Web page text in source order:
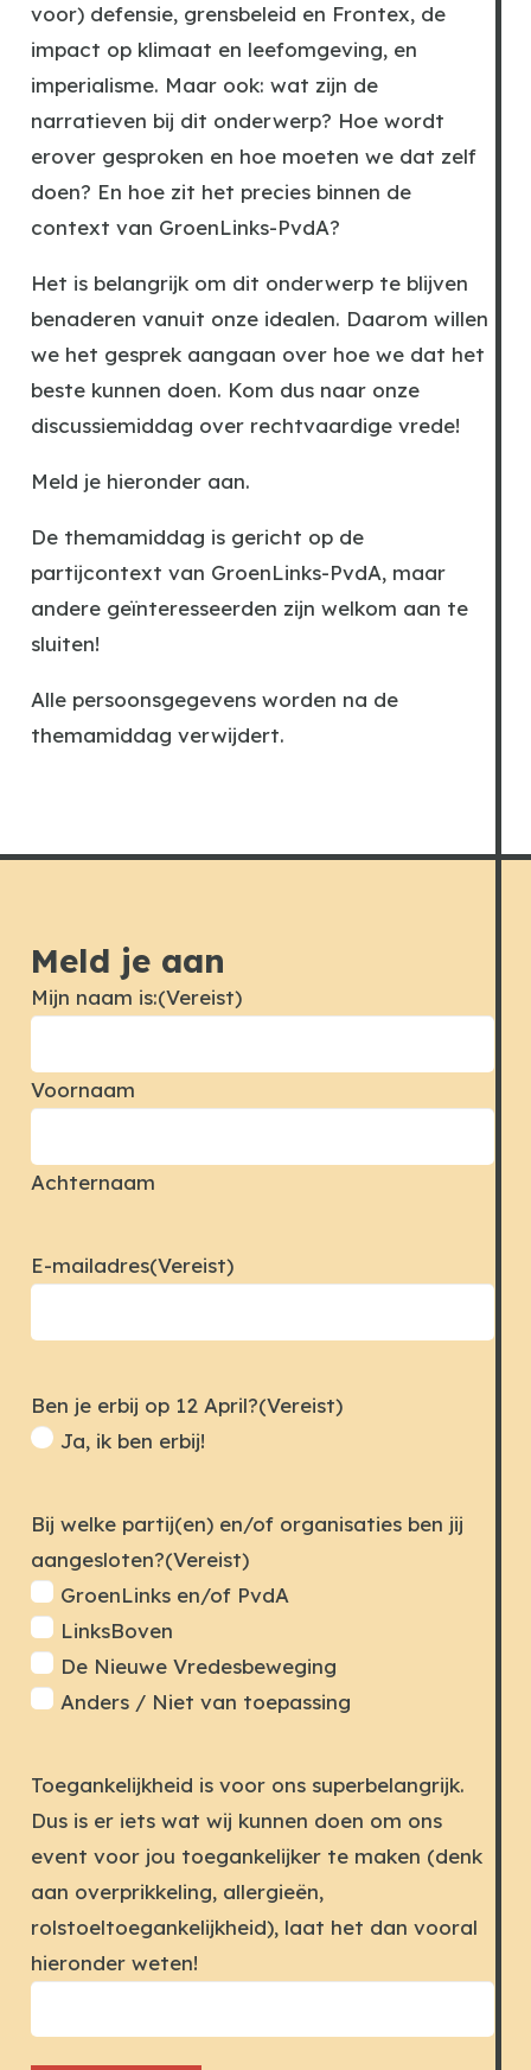
voor) defensie, grensbeleid en Frontex, de
impact op klimaat en leefomgeving, en
imperialisme. Maar ook: wat zijn de
narratieven bij dit onderwerp? Hoe wordt
erover gesproken en hoe moeten we dat zelf
doen? En hoe zit het precies binnen de
context van GroenLinks-PvdA?
Het is belangrijk om dit onderwerp te blijven
benaderen vanuit onze idealen. Daarom willen
we het gesprek aangaan over hoe we dat het
beste kunnen doen. Kom dus naar onze
discussiemiddag over rechtvaardige vrede!
Meld je hieronder aan.
De themamiddag is gericht op de
partijcontext van GroenLinks-PvdA, maar
andere geïnteresseerden zijn welkom aan te
sluiten!
Alle persoonsgegevens worden na de
themamiddag verwijdert.
Meld je aan
Mijn naam is:(Vereist)
Voornaam
Achternaam
E-mailadres(Vereist)
Ben je erbij op 12 April?(Vereist)
Ja, ik ben erbij!
Bij welke partij(en) en/of organisaties ben jij
aangesloten?(Vereist)
GroenLinks en/of PvdA
LinksBoven
De Nieuwe Vredesbeweging
Anders / Niet van toepassing
Toegankelijkheid is voor ons superbelangrijk.
Dus is er iets wat wij kunnen doen om ons
event voor jou toegankelijker te maken (denk
aan overprikkeling, allergieën,
rolstoeltoegankelijkheid), laat het dan vooral
hieronder weten!